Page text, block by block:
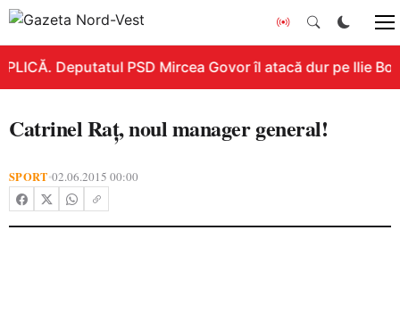
Deputatul PSD Mircea Govor îl atacă dur pe Ilie
Catrinel Raţ, noul manager general!
SPORT•02.06.2015 00:00